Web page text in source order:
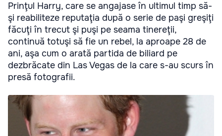
Prinţul Harry, care se angajase în ultimul timp să-
şi reabiliteze reputaţia după o serie de paşi greşiţi
făcuţi în trecut şi puşi pe seama tinereţii,
continuă totuşi să fie un rebel, la aproape 28 de
ani, aşa cum o arată partida de biliard pe
dezbrăcate din Las Vegas de la care s-au scurs în
presă fotografii.